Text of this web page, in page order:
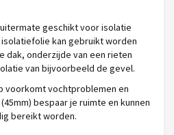
geschikt voor isolatie
kan gebruikt worden
dak, onderzijde van een rieten
van bijvoorbeeld de gevel.
voorkomt vochtproblemen en
bespaar je ruimte en kunnen
bereikt worden.